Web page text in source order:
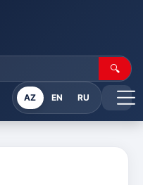
🔍
AZ EN RU